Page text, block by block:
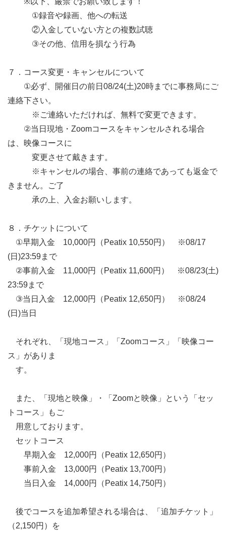
①録音や録画、他への転送
②入金していない方との複数試聴
③その他、信用を損なう行為
７．コース変更・キャンセルについて
①必ず、開催日の前日08/24(土)20時までに事務局にご
連絡下さい。
※ご連絡いただければ、無料で変更できます。
②当日現地・Zoomコースをキャンセルされる場合
は、映像コースに
変更させて戴きます。
※キャンセルの場合、事前の連絡であっても返金で
きません。ご了
承の上、入金お願いします。
８．チケットについて
①早期入金　10,000円（Peatix 10,550円）　※08/17
(日)23:59まで
②事前入金　11,000円（Peatix 11,600円）　※08/23(土)
23:59まで
③当日入金　12,000円（Peatix 12,650円）　※08/24
(日)当日
それぞれ、「現地コース」「Zoomコース」「映像コー
ス」がありま
す。
また、「現地と映像」・「Zoomと映像」という「セッ
トコース」もご
用意しております。
セットコース
早期入金　12,000円（Peatix 12,650円）
事前入金　13,000円（Peatix 13,700円）
当日入金　14,000円（Peatix 14,750円）
後でコースを追加希望される場合は、「追加チケット」
（2,150円）を